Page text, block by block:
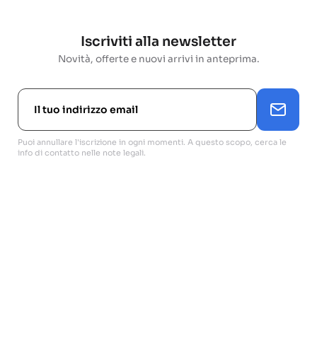
Iscriviti alla newsletter
Novità, offerte e nuovi arrivi in anteprima.
Puoi annullare l'iscrizione in ogni momenti. A questo scopo, cerca le
info di contatto nelle note legali.